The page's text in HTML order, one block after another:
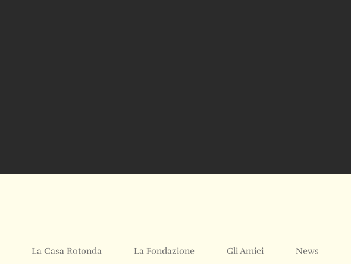
La Casa Rotonda La Fondazione Gli Amici News